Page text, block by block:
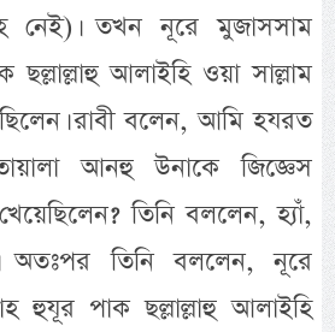
নেই)। তখন নূরে মুজাসসাম
ছল্লাল্লাহু আলাইহি ওয়া সাল্লাম
রাবী বলেন, আমি হযরত
তায়ালা আনহু উনাকে জিজ্ঞেস
তিনি বললেন, হ্যাঁ,
অতঃপর তিনি বললেন, নূরে
হুযূর পাক ছল্লাল্লাহু আলাইহি